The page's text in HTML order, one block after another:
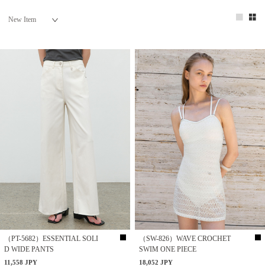
（PT-5682）ESSENTIAL SOLI
D WIDE PANTS
11,558 JPY
（SW-826）WAVE CROCHET
SWIM ONE PIECE
18,052 JPY